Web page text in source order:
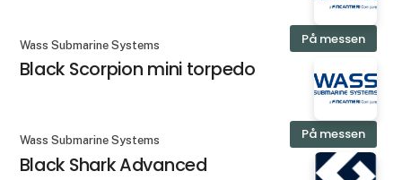
På messen
Wass Submarine Systems
Black Scorpion mini torpedo
På messen
Wass Submarine Systems
Black Shark Advanced